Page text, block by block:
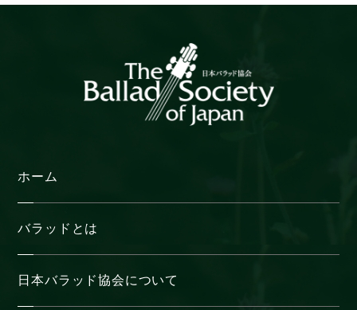
ブ
ホーム
バラッドとは
日本バラッド協会について